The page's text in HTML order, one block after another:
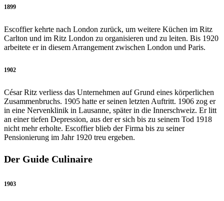
1899
Escoffier kehrte nach London zurück, um weitere Küchen im Ritz
Carlton und im Ritz London zu organisieren und zu leiten. Bis 1920
arbeitete er in diesem Arrangement zwischen London und Paris.
1902
César Ritz verliess das Unternehmen auf Grund eines körperlichen
Zusammenbruchs. 1905 hatte er seinen letzten Auftritt. 1906 zog er
in eine Nervenklinik in Lausanne, später in die Innerschweiz. Er litt
an einer tiefen Depression, aus der er sich bis zu seinem Tod 1918
nicht mehr erholte. Escoffier blieb der Firma bis zu seiner
Pensionierung im Jahr 1920 treu ergeben.
Der Guide Culinaire
1903